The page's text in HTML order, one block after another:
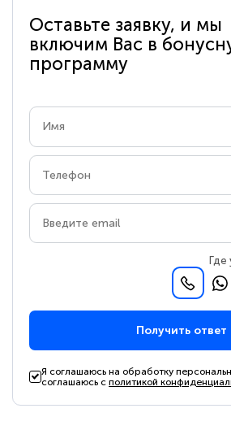
Оставьте заявку, и мы
включим Вас в
программу
Получить ответ
Я соглашаюсь на обработку
соглашаюсь сполитикой